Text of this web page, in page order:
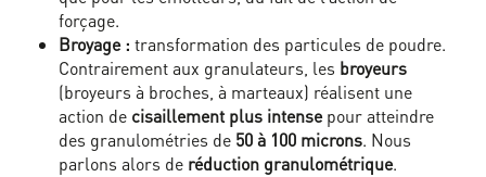
forçage.
Broyage : transformation des particules de poudre.
Contrairement aux granulateurs, les broyeurs
(broyeurs à broches, à marteaux) réalisent une
action de cisaillement plus intensepour atteindre
des granulométries de 50 à 100 microns. Nous
parlons alors de réduction granulométrique.